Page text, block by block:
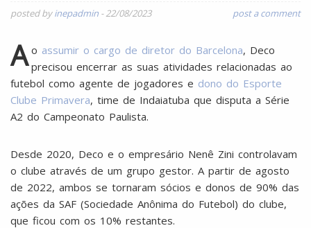
posted byinepadmin -22/08/2023 post a comment
A o assumir o cargo de diretor do Barcelona, Deco
precisou encerrar as suas atividades relacionadas ao
futebol como agente de jogadores e dono do Esporte
Clube Primavera, time de Indaiatuba que disputa a Série
A2 do Campeonato Paulista.
Desde 2020, Deco e o empresário Nenê Zini controlavam
o clube através de um grupo gestor. A partir de agosto
de 2022, ambos se tornaram sócios e donos de 90% das
ações da SAF (Sociedade Anônima do Futebol) do clube,
que ficou com os 10% restantes.